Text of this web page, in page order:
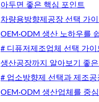
아두면 좋은 핵심 포인트
차량용방향제공장 선택 가
OEM·ODM 생산 노하우를
# 디퓨저제조업체 선택 가이
생산공장까지 알아보기 좋
# 업소방향제 선택과 제조공
OEM·ODM 생산업체를 중